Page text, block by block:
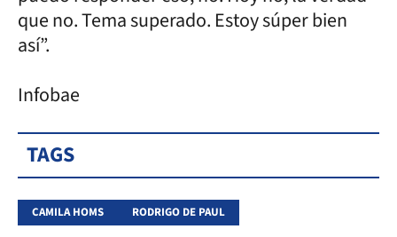
que no. Tema superado. Estoy súper bien
así”.
Infobae
TAGS
CAMILA HOMS RODRIGO DE PAUL